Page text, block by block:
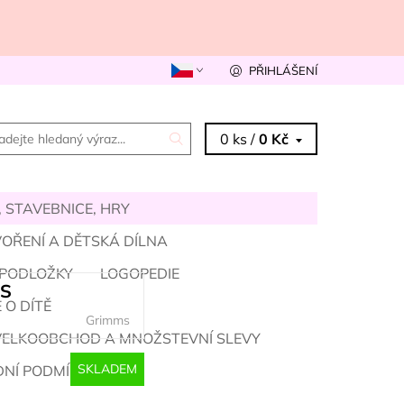
PŘIHLÁŠENÍ
0 ks /0 Kč
STAVEBNICE, HRY
A DĚTSKÁ DÍLNA
LOGOPEDIE
O DÍTĚ
A MNOŽSTEVNÍ SLEVY
PODMÍNKY
Grimms
SKLADEM